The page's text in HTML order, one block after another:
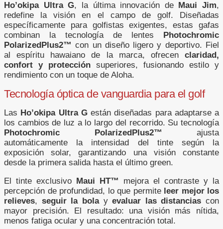
Ho’okipa Ultra G, la última innovación de Maui Jim,
redefine la visión en el campo de golf. Diseñadas
específicamente para golfistas exigentes, estas gafas
combinan la tecnología de lentes Photochromic
PolarizedPlus2™ con un diseño ligero y deportivo. Fiel
al espíritu hawaiano de la marca, ofrecen claridad,
confort y protección superiores, fusionando estilo y
rendimiento con un toque de Aloha.
Tecnología óptica de vanguardia para el golf
Las Ho’okipa Ultra Gestán diseñadas para adaptarse a
los cambios de luz a lo largo del recorrido. Su tecnología
Photochromic PolarizedPlus2™ ajusta
automáticamente la intensidad del tinte según la
exposición solar, garantizando una visión constante
desde la primera salida hasta el último green.
El tinte exclusivo Maui HT™
mejora el contraste y la
percepción de profundidad, lo que permite leer mejor los
relieves, seguir la bolayevaluar las distancias con
mayor precisión. El resultado: una visión más nítida,
menos fatiga ocular y una concentración total.